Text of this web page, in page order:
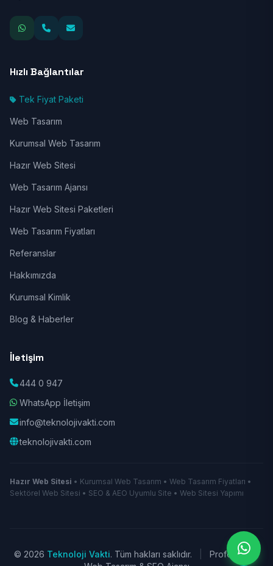
Hızlı Bağlantılar
Tek Fiyat Paketi
Web Tasarım
Kurumsal Web Tasarım
Hazır Web Sitesi
Web Tasarım Ajansı
Hazır Web Sitesi Paketleri
Web Tasarım Fiyatları
Referanslar
Hakkımızda
Kurumsal Kimlik
Blog & Haberler
İletişim
444 0 947
WhatsApp İletişim
info@teknolojivakti.com
teknolojivakti.com
Hazır Web Sitesi • Kurumsal Web Tasarım • Web Tasarım Fiyatları •
Sektörel Web Sitesi • SEO & AEO Uyumlu Site • Web Sitesi Yapımı
© 2026 Teknoloji Vakti. Tüm hakları saklıdır.
Profesyonel